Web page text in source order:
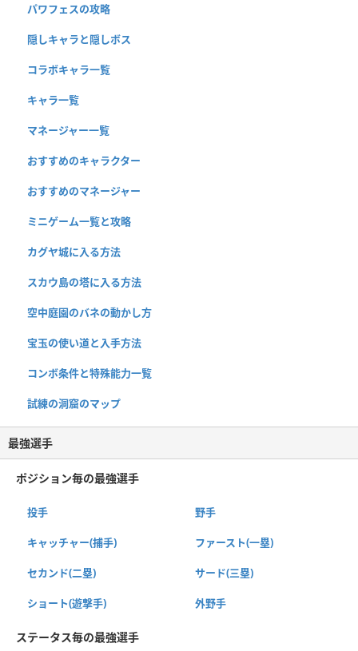
パワフェスの攻略
隠しキャラと隠しボス
コラボキャラ一覧
キャラ一覧
マネージャー一覧
おすすめのキャラクター
おすすめのマネージャー
ミニゲーム一覧と攻略
カグヤ城に入る方法
スカウ島の塔に入る方法
空中庭園のバネの動かし方
宝玉の使い道と入手方法
コンボ条件と特殊能力一覧
試練の洞窟のマップ
最強選手
ポジション毎の最強選手
投手 野手
キャッチャー(捕手) ファースト(一塁)
セカンド(二塁) サード(三塁)
ショート(遊撃手) 外野手
ステータス毎の最強選手